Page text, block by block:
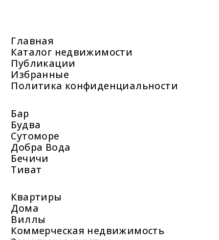
Главная
Каталог недвижимости
Публикации
Избранные
Политика конфиденциальности
Бар
Будва
Сутоморе
Добра Вода
Бечичи
Тиват
Квартиры
Дома
Виллы
Коммерческая недвижимость